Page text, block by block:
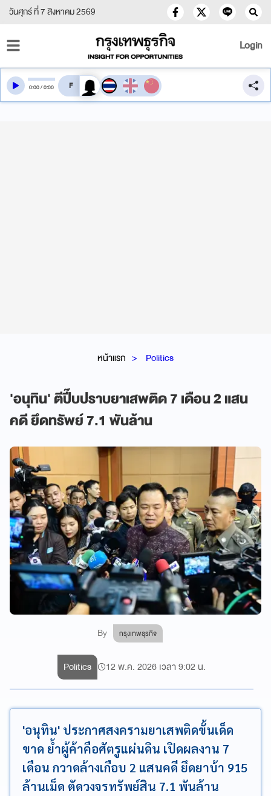
วันศุกร์ ที่ 7 สิงหาคม 2569
Login
หน้าแรก Politics
'อนุทิน' ตีปี๊บปราบยาเสพติด 7 เดือน 2 แสน
คดี ยึดทรัพย์ 7.1 พันล้าน
By กรุงเทพธุรกิจ
0:00/0:00 สลับเสียงอ่าน
Politics 12 พ.ค. 2026 เวลา 9:02 น.
'อนุทิน' ประกาศสงครามยาเสพติดขั้นเด็ด
ขาด ย้ำผู้ค้าคือศัตรูแผ่นดิน เปิดผลงาน 7
เดือน กวาดล้างเกือบ 2 แสนคดี ยึดยาบ้า 915
ล้านเม็ด ตัดวงจรทรัพย์สิน 7.1 พันล้าน